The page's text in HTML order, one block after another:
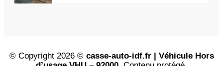
© Copyright 2026 © casse-auto-idf.fr | Véhicule Hors